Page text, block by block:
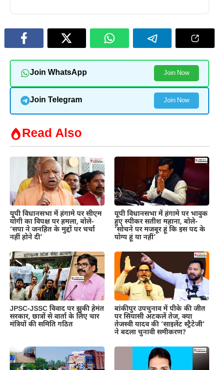
Join WhatsApp Join Now
Join Telegram Join Now
Read Also
यूपी विधानसभा में हंगामे पर सीएम
योगी का विपक्ष पर हमला, बोले-
‘सपा ने जनहित के मुद्दों पर चर्चा
नहीं होने दी’
यूपी विधानसभा में हंगामे पर भावुक
हुए स्पीकर सतीश महाना, बोले-
‘सोचने पर मजबूर हूं कि इस पद के
योग्य हूं या नहीं’
JPSC-JSSC विवाद पर झुकी हेमंत
सरकार, छात्रों से वार्ता के लिए चार
मंत्रियों की समिति गठित
बांकीपुर उपचुनाव में पीके की जीत
पर सियासी अटकलें तेज, क्या
तेजस्वी यादव की ‘साइलेंट स्ट्रैटेजी’
ने बदला चुनावी समीकरण?